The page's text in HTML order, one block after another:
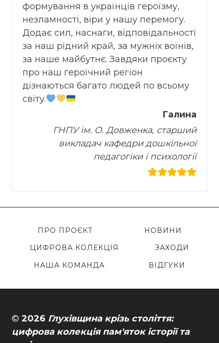
формування в українців героїзму,
незламності, віри у нашу перемогу.
Додає сил, наснаги, відповідальності
за наш рідний край, за мужніх воїнів,
за наше майбутнє. Завдяки проєкту
про наш героїчний регіон
дізнаються багато людей по всьому
світу.
Галина
ГНПУ ім. О. Довженка, старший
викладач кафедри дошкільної
педагогіки і психології
ПРО ПРОЄКТ
НОВИНИ
ЦИФРОВА КОЛЕКЦІЯ
ЗАХОДИ
НАША КОМАНДА
ВІДГУКИ
© 2026 Глухівщина крізь століття:
цифрова колекція пам'яток історії та